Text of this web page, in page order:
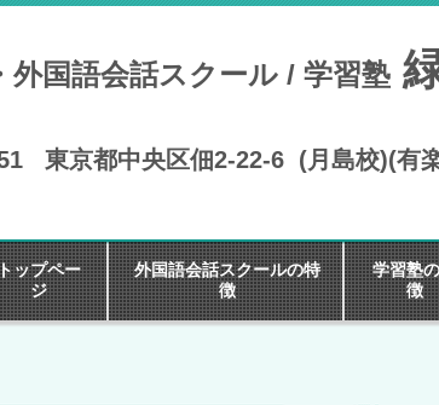
外国語会話スクール / 学習塾
東京都中央区佃2-22-6 (月島校)(有
ップペー
ジ
外国語会話スクールの特
徴
学習塾
徴